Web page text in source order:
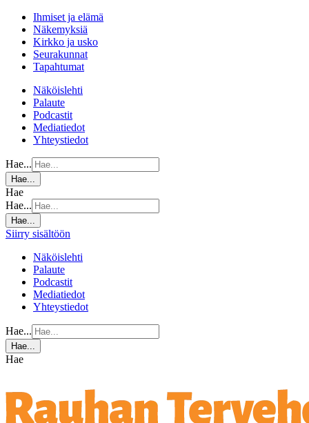
Ihmiset ja elämä
Näkemyksiä
Kirkko ja usko
Seurakunnat
Tapahtumat
Näköislehti
Palaute
Podcastit
Mediatiedot
Yhteystiedot
Hae...
Hae...
Hae
Hae...
Hae...
Siirry sisältöön
Näköislehti
Palaute
Podcastit
Mediatiedot
Yhteystiedot
Hae...
Hae...
Hae